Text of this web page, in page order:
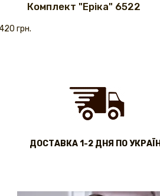
Комплект "Еріка" 6522
грн.
ДОСТАВКА 1-2 ДНЯ ПО УКРАЇНІ